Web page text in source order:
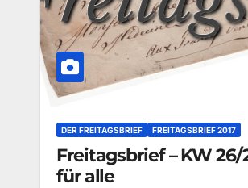
DER FREITAGSBRIEF FREITAGSBRIEF 2017
Freitagsbrief – KW 26/
für alle